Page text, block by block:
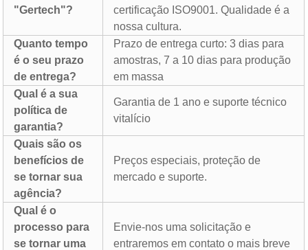
"Gertech"?
certificação ISO9001. Qualidade é a
nossa cultura.
Quanto tempo
é o seu prazo
de entrega?
Prazo de entrega curto: 3 dias para
amostras, 7 a 10 dias para produção
em massa
Qual é a sua
política de
garantia?
Garantia de 1 ano e suporte técnico
vitalício
Quais são os
benefícios de
se tornar sua
agência?
Preços especiais, proteção de
mercado e suporte.
Qual é o
processo para
se tornar uma
Envie-nos uma solicitação e
entraremos em contato o mais breve